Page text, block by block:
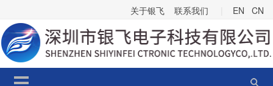
关于银飞 联系我们 EN CN